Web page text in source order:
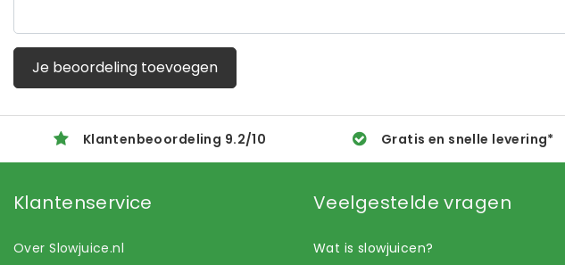
Je beoordeling toevoegen
Klantenbeoordeling 9.2/10 Gratis en snelle levering*
Klantenservice
Over Slowjuice.nl
Veelgestelde vragen
Wat is slowjuicen?